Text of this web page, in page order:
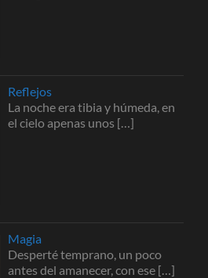
Reflejos
La noche era tibia y húmeda, en
el cielo apenas unos […]
Magia
Desperté temprano, un poco
antes del amanecer, con ese […]